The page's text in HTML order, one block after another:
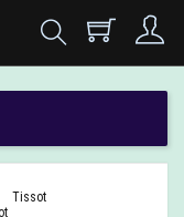
Tissot